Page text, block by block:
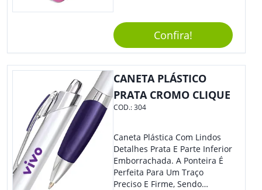
Marca, Demais, Não É? Não
Perca Essa Chance E Ofereça
A Seus Clientes E
Colaboradores.
Confira!
CANETA PLÁSTICO
PRATA CROMO CLIQUE
COD.:304
Caneta Plástica Com Lindos
Detalhes Prata E Parte Inferior
Emborrachada. A Ponteira É
Perfeita Para Um Traço
Preciso E Firme, Sendo